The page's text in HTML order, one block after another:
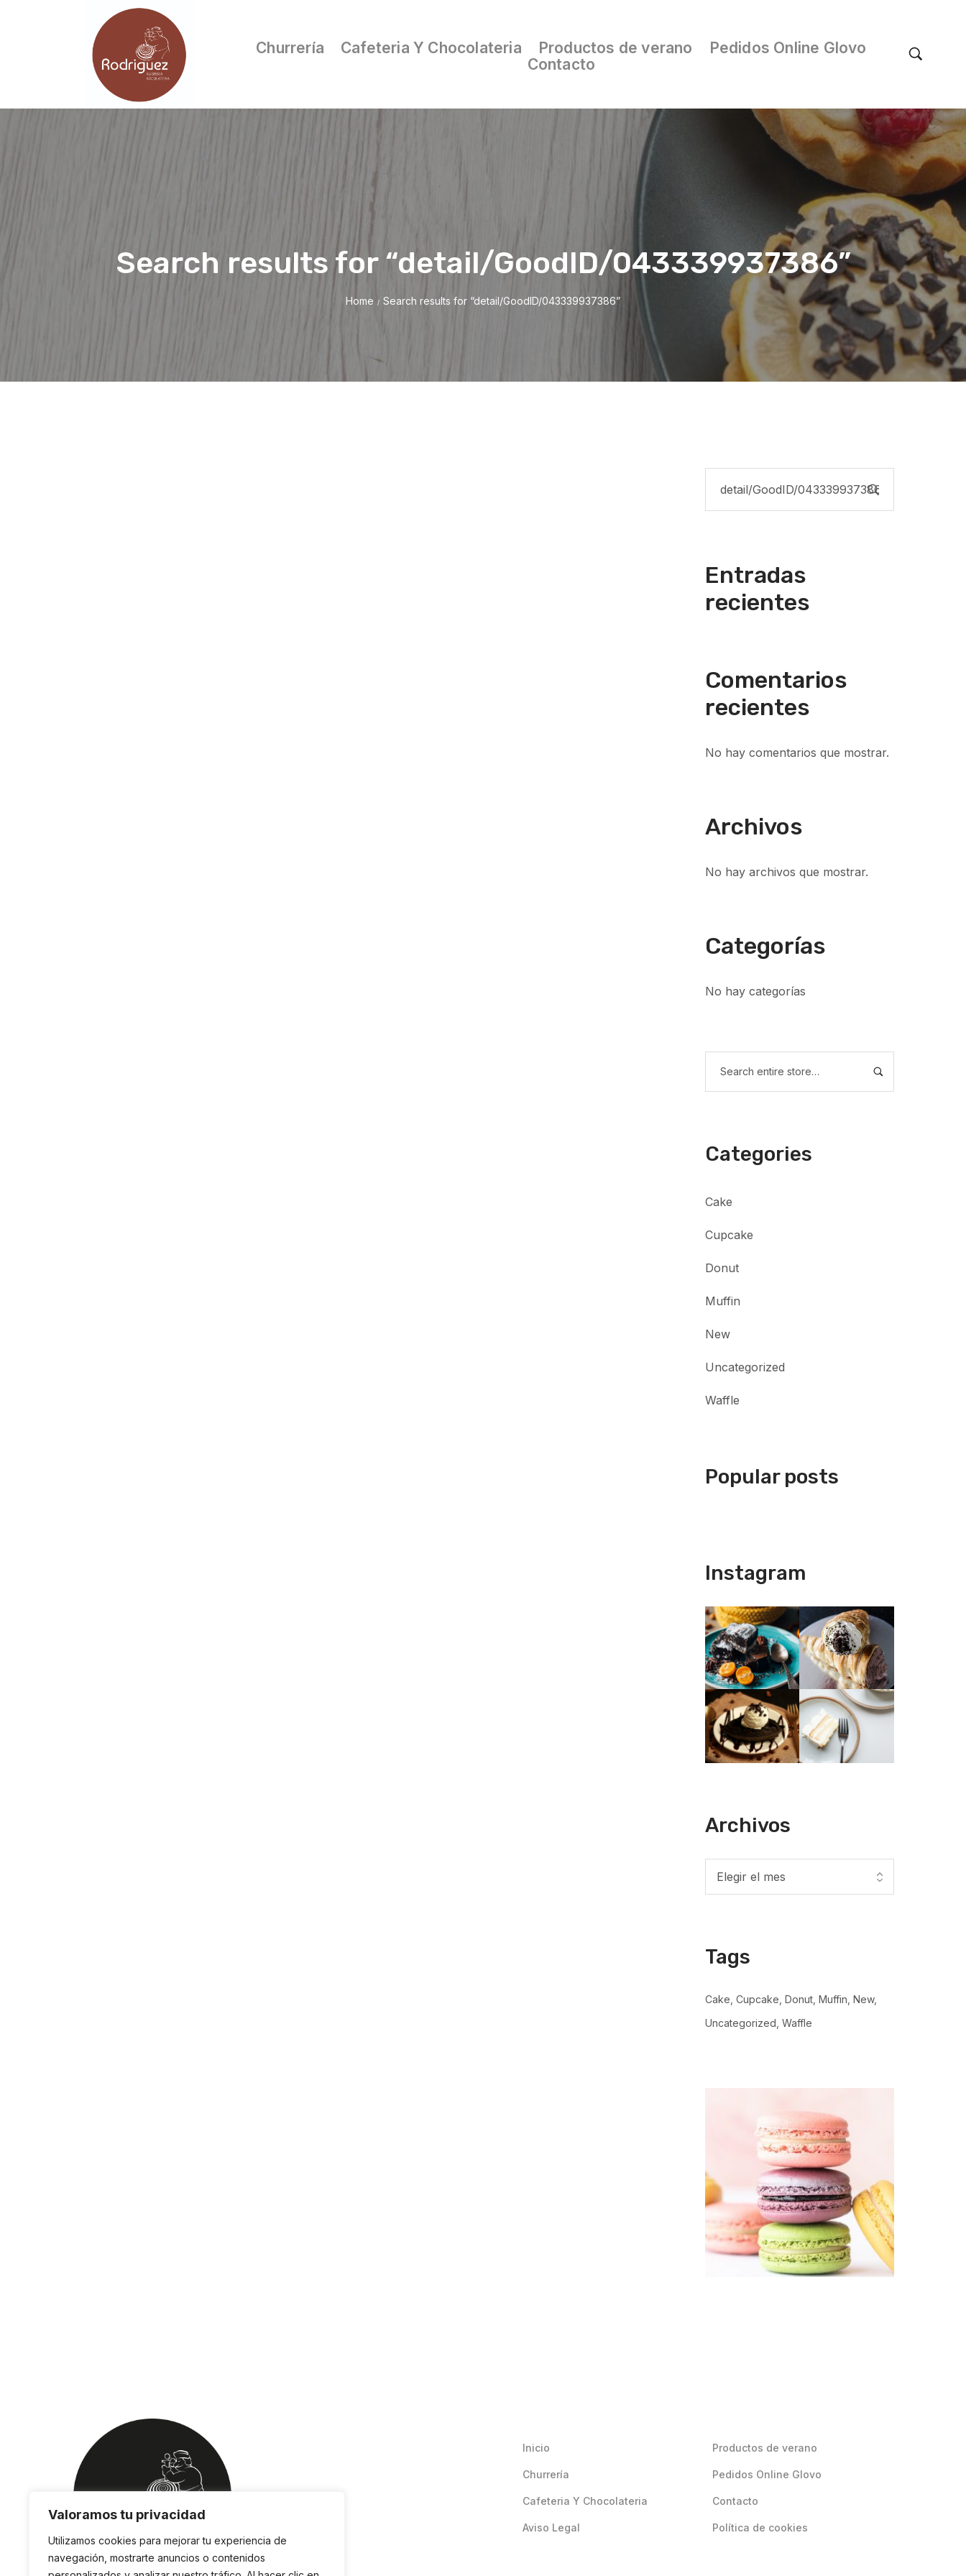
Valoramos tu privacidad
Utilizamos cookies para mejorar tu experiencia de
navegación, mostrarte anuncios o contenidos
Churrería Cafeteria Y Chocolateria Productos de verano
Pedidos Online Glovo
Contacto
Search results for “detail/GoodID/043339937386”
Home / Search results for “detail/GoodID/043339937386”
Entradas
recientes
Comentarios
recientes
No hay comentarios que mostrar.
Archivos
No hay archivos que mostrar.
Categorías
No hay categorías
Categories
Cake
Cupcake
Donut
Muffin
New
Uncategorized
Waffle
Popular posts
Instagram
Archivos
Tags
Cake Cupcake Donut Muffin New
Uncategorized Waffle
Inicio
Churrería
Cafeteria Y Chocolateria
Aviso Legal
Productos de verano
Pedidos Online Glovo
Contacto
Política de cookies